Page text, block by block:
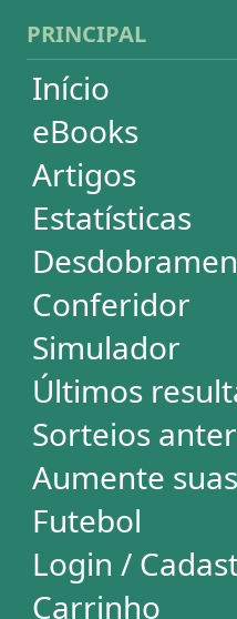
Futebol
Login / Cadastro
Carrinho
SORTEIOS
Mega-Sena
Lotofácil
Quina
+Milionária
Dia de Sorte
Super Sete
Timemania
Dupla-Sena
Lotomania
Loteria Federal